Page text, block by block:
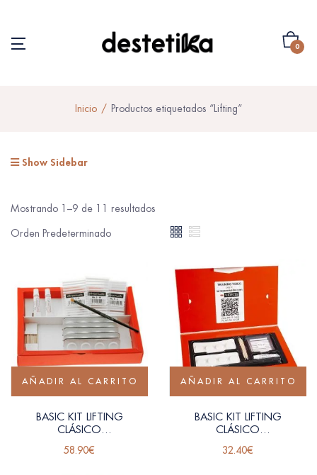
0
Inicio Productos etiquetados “Lifting”
Show Sidebar
Mostrando 1–9 de 11 resultados
AÑADIR AL CARRITO
BASIC KIT LIFTING
CLÁSICO
APLICACIONES)
58.90€
AÑADIR AL CARRITO
BASIC KIT LIFTING
CLÁSICO
APLICACIONES)
32.40€